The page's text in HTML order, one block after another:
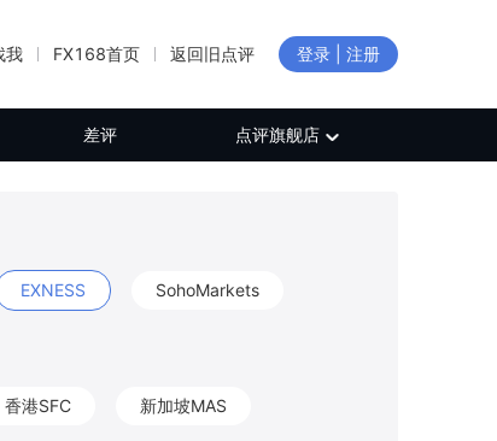
我 FX168首页 返回旧点评 登录 | 注册
差评 点评旗舰店
EXNESS SohoMarkets
香港SFC 新加坡MAS